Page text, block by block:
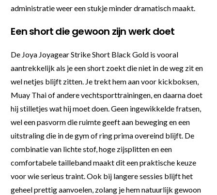
administratie weer een stukje minder dramatisch maakt.
Een short die gewoon zijn werk doet
De Joya Joyagear Strike Short Black Gold is vooral
aantrekkelijk als je een short zoekt die niet in de weg zit en
wel netjes blijft zitten. Je trekt hem aan voor kickboksen,
Muay Thai of andere vechtsporttrainingen, en daarna doet
hij stilletjes wat hij moet doen. Geen ingewikkelde fratsen,
wel een pasvorm die ruimte geeft aan beweging en een
uitstraling die in de gym of ring prima overeind blijft. De
combinatie van lichte stof, hoge zijsplitten en een
comfortabele tailleband maakt dit een praktische keuze
voor wie serieus traint. Ook bij langere sessies blijft het
geheel prettig aanvoelen, zolang je hem natuurlijk gewoon